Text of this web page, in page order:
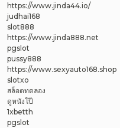
https://www.jinda44.io/
judhai168
slot888
https://www.jinda888.net
pgslot
pussy888
https://www.sexyauto168.shop
slotxo
สล็อตทดลอง
ดูหนังโป๊
1xbetth
pgslot